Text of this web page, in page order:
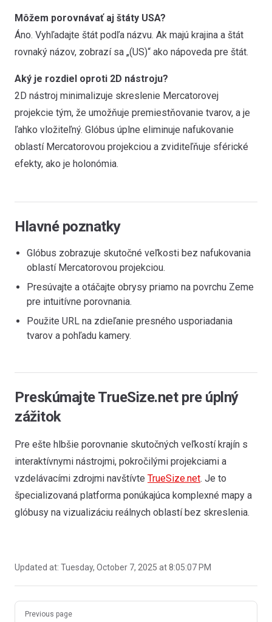
Môžem porovnávať aj štáty USA?
Áno. Vyhľadajte štát podľa názvu. Ak majú krajina a štát
rovnaký názov, zobrazí sa „(US)“ ako nápoveda pre štát.
Aký je rozdiel oproti 2D nástroju?
2D nástroj minimalizuje skreslenie Mercatorovej
projekcie tým, že umožňuje premiestňovanie tvarov, a je
ľahko vložiteľný. Glóbus úplne eliminuje nafukovanie
oblastí Mercatorovou projekciou a zviditeľňuje sférické
efekty, ako je holonómia.
Hlavné poznatky
Glóbus zobrazuje skutočné veľkosti bez nafukovania
oblastí Mercatorovou projekciou.
Presúvajte a otáčajte obrysy priamo na povrchu Zeme
pre intuitívne porovnania.
Použite URL na zdieľanie presného usporiadania
tvarov a pohľadu kamery.
Preskúmajte TrueSize.net pre úplný
zážitok
Pre ešte hlbšie porovnanie skutočných veľkostí krajín s
interaktívnymi nástrojmi, pokročilými projekciami a
vzdelávacími zdrojmi navštívte TrueSize.net. Je to
špecializovaná platforma ponúkajúca komplexné mapy a
glóbusy na vizualizáciu reálnych oblastí bez skreslenia.
Updated at: Tuesday, October 7, 2025 at 8:05:07 PM
Pager
Previous page